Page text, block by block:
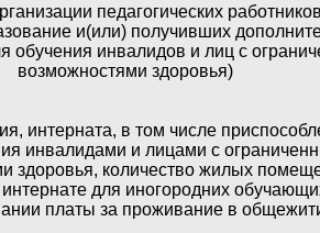
педагогических
и(или) получивших
обучения инвалидов и лиц с
возможностями здоровья)
интерната, в том числе
инвалидами и лицами с
здоровья, количество жилых
для иногородних
платы за проживание в